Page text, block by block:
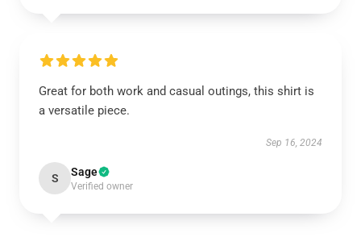
Great for both work and casual outings, this shirt is
a versatile piece.
Sep 16, 2024
S Sage
Verified owner